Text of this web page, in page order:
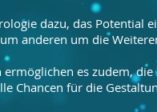
dazu, das Potential
anderen um die
es zudem,
Chancen für die